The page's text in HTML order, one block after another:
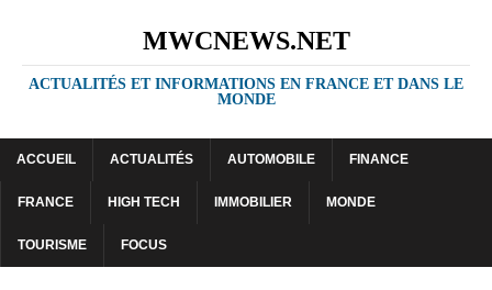
MWCNEWS.NET
ACTUALITÉS ET INFORMATIONS EN FRANCE ET DANS LE
MONDE
ACCUEIL ACTUALITÉS AUTOMOBILE FINANCE
FRANCE HIGH TECH IMMOBILIER MONDE
TOURISME FOCUS